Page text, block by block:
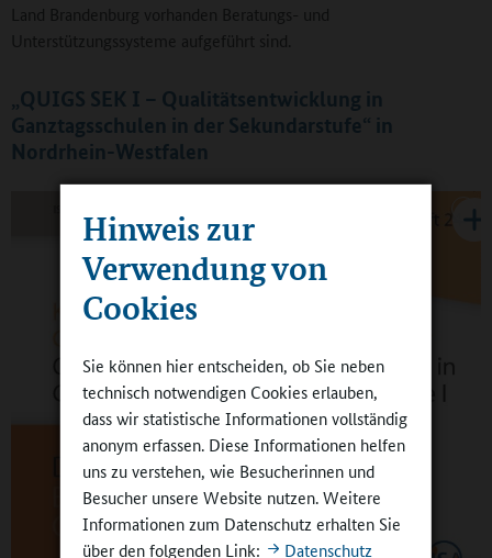
Hinweis zur
Verwendung von
Cookies
Sie können hier entscheiden, ob Sie neben
technisch notwendigen Cookies erlauben,
dass wir statistische Informationen vollständig
anonym erfassen. Diese Informationen helfen
uns zu verstehen, wie Besucherinnen und
Besucher unsere Website nutzen. Weitere
Informationen zum Datenschutz erhalten Sie
über den folgenden Link:
Datenschutz
Land Brandenburg vorhanden Beratungs- und
Unterstützungssysteme aufgeführt sind.
„QUIGS SEK I – Qualitätsentwicklung in
Ganztagsschulen in der Sekundarstufe“ in
Nordrhein-Westfalen